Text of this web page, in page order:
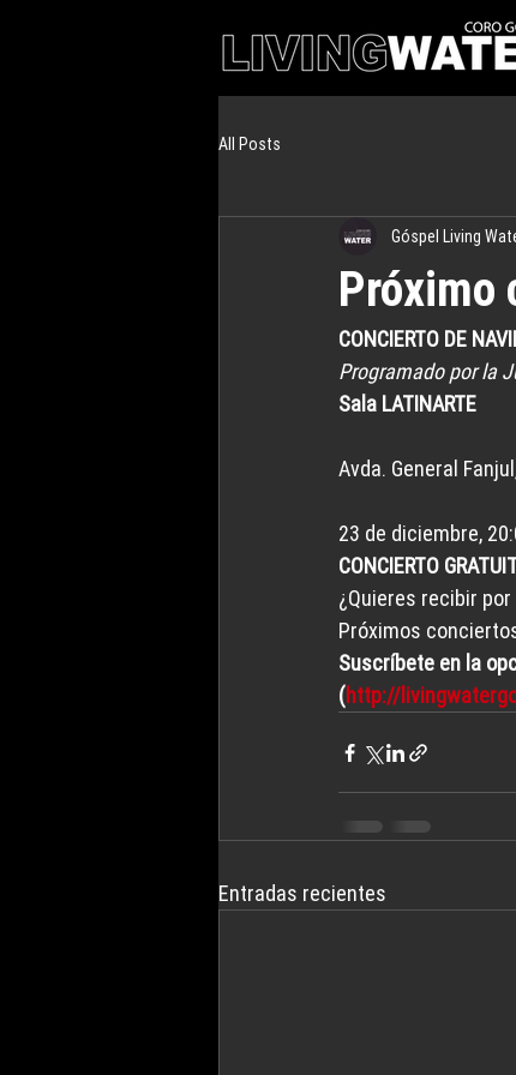
All Posts
Próximo
Góspel Living
CONCIERTO DE
Programado por la
Sala LATINARTE
Avda. General
23 de diciembre,
CONCIERTO
¿Quieres recibir
Próximos
Suscríbete en la
(http://
Entradas recientes